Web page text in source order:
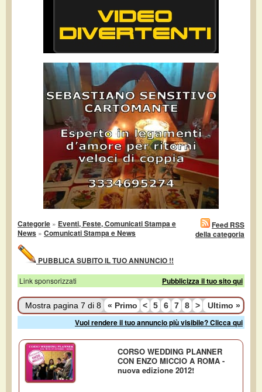
Categorie » Eventi, Feste, Comunicati Stampa e
News » Comunicati Stampa e News
Feed RSS
della categoria
PUBBLICA SUBITO IL TUO ANNUNCIO !!
Link sponsorizzati Pubblicizza il tuo sito qui
Mostra pagina 7 di 8 « Primo < 5 6 7 8 > Ultimo »
Vuoi rendere il tuo annuncio più visibile? Clicca qui
CORSO WEDDING PLANNER
CON ENZO MICCIO A ROMA -
nuova edizione 2012!